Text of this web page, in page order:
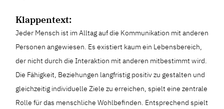
Klappentext:
Jeder Mensch ist im Alltag auf die Kommunikation mit anderen
Personen angewiesen. Es existiert kaum ein Lebensbereich,
der nicht durch die Interaktion mit anderen mitbestimmt wird.
Die Fähigkeit, Beziehungen langfristig positiv zu gestalten und
gleichzeitig individuelle Ziele zu erreichen, spielt eine zentrale
Rolle für das menschliche Wohlbefinden. Entsprechend spielt